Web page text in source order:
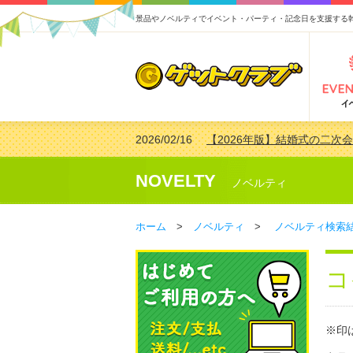
景品やノベルティでイベント・パーティ・記念日を支援する
2026/02/16【2026年版】結婚式の二次
2026/02/03【2026年版】ゴルフコンペ
2026/07/15【2026年版】ビンゴゲーム
2026/04/03 【2026年版】ゴルフコンペ
NOVELTY ノベルティ
ホーム > ノベルティ > ノベルティ検索
※印